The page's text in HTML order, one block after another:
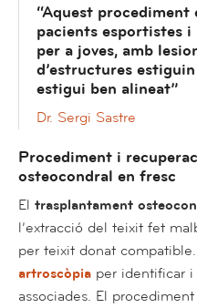
“Aquest
pacients esportistes
per a joves, amb
d’estructures
estigui ben alineat”
Dr. Sergi Sastre
Procediment i
osteocondral en fresc
El trasplantament
l’extracció del teixit fet
per teixit donat
artroscòpia per identificar i
associades. El